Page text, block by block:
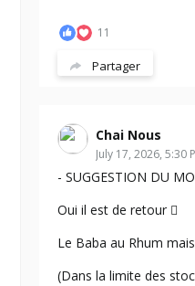
11
Partager
Chai Nous
July 17, 2026, 5:30
- SUGGESTION DU
Oui il est de retour 🫪
Le Baba au Rhum
(Dans la limite des